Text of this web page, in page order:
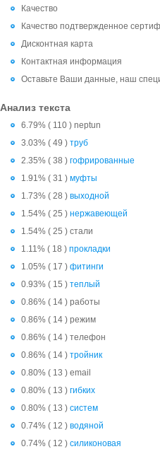
Качество
Качество подтвержденное
Дисконтная карта
Контактная информация
Оставьте Ваши данные, наш
Анализ текста
6.79% ( 110 ) neptun
3.03% ( 49 ) труб
2.35% ( 38 ) гофрированные
1.91% ( 31 ) муфты
1.73% ( 28 ) выходной
1.54% ( 25 ) нержавеющей
1.54% ( 25 ) стали
1.11% ( 18 ) прокладки
1.05% ( 17 ) фитинги
0.93% ( 15 ) теплый
0.86% ( 14 ) работы
0.86% ( 14 ) режим
0.86% ( 14 ) телефон
0.86% ( 14 ) тройник
0.80% ( 13 ) email
0.80% ( 13 ) гибких
0.80% ( 13 ) систем
0.74% ( 12 ) водяной
0.74% ( 12 ) силиконовая